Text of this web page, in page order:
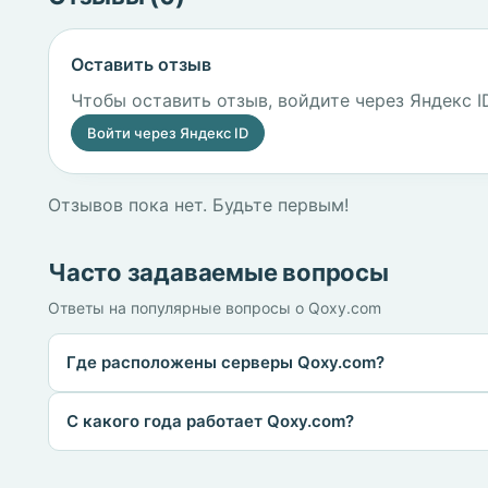
Оставить отзыв
Чтобы оставить отзыв, войдите через Яндекс
Войти через Яндекс ID
Отзывов пока нет. Будьте первым!
Часто задаваемые вопросы
Ответы на популярные вопросы о Qoxy.com
Где расположены серверы Qoxy.com?
С какого года работает Qoxy.com?